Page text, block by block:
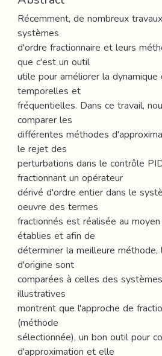
Récemment, de nombreux
systèmes
d'ordre fractionnaire et leurs
que c'est un outil
utile pour améliorer la
temporelles et
fréquentielles. Dans ce travail,
comparer les
différentes méthodes
le rejet des
perturbations dans le contrôle
fractionnant un opérateur
dérivé d'ordre entier dans le
oeuvre des termes
fractionnés est réalisée au
établies et afin de
déterminer la meilleure
d'origine sont
comparées à celles des
illustratives
montrent que l'approche de
(méthode
sélectionnée), un bon outil pour
d'approximation et elle